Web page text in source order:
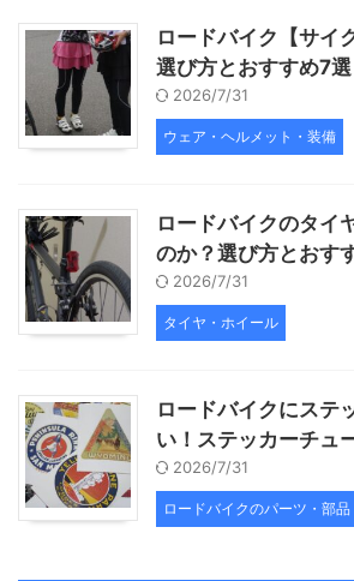
ロードバイク【サイ
選び方とおすすめ7選
2026/7/31
ウェア・ヘルメット・装備
ロードバイクのタイ
のか？選び方とおす
2026/7/31
タイヤ・ホイール
ロードバイクにステ
い！ステッカーチュ
2026/7/31
ロードバイクのパーツ・部品